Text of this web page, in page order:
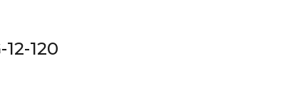
120